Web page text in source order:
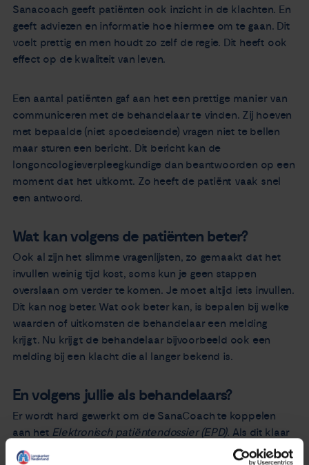
Sanacoach geeft patiënten ook inzicht in de klachten. En
geeft adviezen en informatie hoe hiermee om te gaan. Dit
voelt prettig en men houdt zo zelf de regie. Dit heeft ook
effect op de kwaliteit van leven.
Een aantal patiënten gaf aan het een prettige manier van
communiceren met de behandelaar te vinden. Zij hoeven
met bepaalde (niet spoedeisende) vragen niet te bellen
maar sturen een bericht. Dit bericht kan de
longoncologieverpleegkundige dan beantwoorden op een
moment dat het uitkomt. Zo heeft de patiënt vaak snel
een antwoord.
Wat kan volgens de patiënten beter?
Ook al zijn het slimme vragenlijsten, zo gemaakt dat het
invullen weinig tijd kost, soms kun je geen stappen
overslaan om verder te komen. Je moet altijd iets invullen.
Dit kan nog beter. Wat ook beter kan, is bepalen bij welke
waarden of uitkomsten de behandelaar een melding
krijgt. Nu krijgt de behandelaar bijvoorbeeld ook een
melding bij een klacht die al langer bekend is.
En volgens jullie als behandelaars?
Er wordt hard gewerkt om de SanaCoach te koppelen
aan het Elektronisch patiëntendossier (EPD). Als dit klaar
is kunnen we alle gegevens op 1 plek inzien. Nu gebruiken